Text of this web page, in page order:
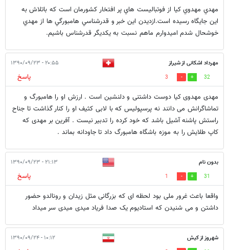
مهدي مهدوي كيا از فوتباليست هاي پر افتخار كشورمان است كه باتلاش به
اين جايگاه رسيده است.ازديدن اين خبر و قدرشناسي هامبورگي ها از مهدي
خوشحال شدم اميدوارم ماهم نسبت به يكديگر قدرشناس باشيم.
مهرداد اشکانی از شیراز ۲۰:۵۵ - ۱۳۹۰/۰۹/۲۳
32
3
پاسخ
مهدی مهدوی کیا دوست داشتنی و دلنشین است . ارزش او را هامبورگ و
تماشاگرانش می دانند نه پرسپولیس که با لابی کثیف او را کنار گذاشت تا جناح
راستش پاشنه آشیل باشد که خود کرده را تدبیر نیست . آفرین بر مهدی که
کاپ طلایش را به موزه باشگاه هامبورگ داد تا جاودانه بماند .
بدون نام ۲۱:۱۳ - ۱۳۹۰/۰۹/۲۳
31
1
پاسخ
واقعا باعث غرور ملی بود لحظه ای که بزرگانی مثل زیدان و رونالدو حضور
داشتن و می شنیدن که استادیوم یک صدا فریاد میدی میدی سر میداد
شهروز از کیش ۱۰:۱۲ - ۱۳۹۰/۰۹/۲۴